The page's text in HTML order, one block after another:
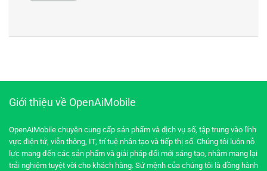
Giới thiệu về OpenAiMobile
OpenAiMobile chuyên cung cấp sản phẩm và dịch vụ số, tập trung vào lĩnh
vực điện tử, viễn thông, IT, trí tuệ nhân tạo và tiếp thị số. Chúng tôi luôn nỗ
lực mang đến các sản phẩm và giải pháp đổi mới sáng tạo, nhằm mang lại
trải nghiệm tuyệt vời cho khách hàng. Sứ mệnh của chúng tôi là đồng hành